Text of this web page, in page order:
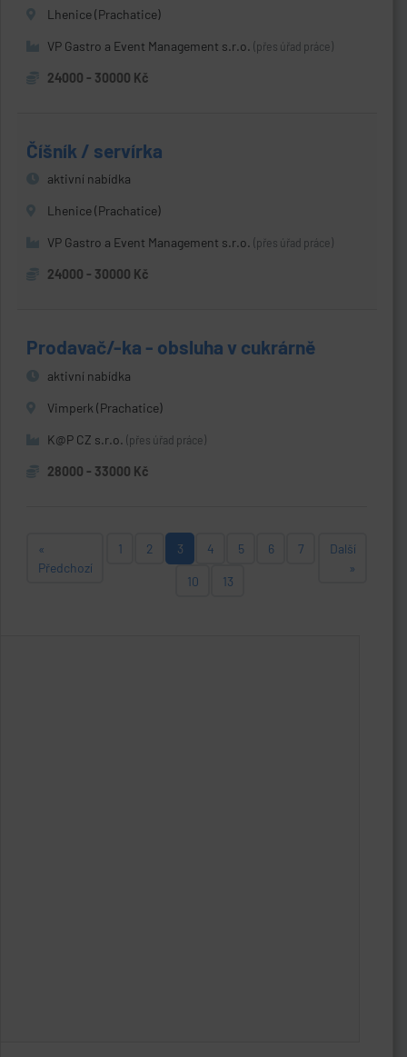
Lhenice (Prachatice)
VP Gastro a Event Management s.r.o. (přes úřad práce)
24000 - 30000 Kč
Číšník / servírka
aktivní nabídka
Lhenice (Prachatice)
VP Gastro a Event Management s.r.o. (přes úřad práce)
24000 - 30000 Kč
Prodavač/-ka - obsluha v cukrárně
aktivní nabídka
Vimperk (Prachatice)
K@P CZ s.r.o. (přes úřad práce)
28000 - 33000 Kč
«
Předchozí
1 2 3 4 5 6 7
10 13
Další
»